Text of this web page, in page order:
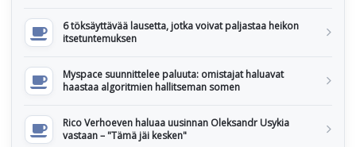
6 töksäyttävää lausetta, jotka voivat paljastaa heikon
itsetuntemuksen
Myspace suunnittelee paluuta: omistajat haluavat
haastaa algoritmien hallitseman somen
Rico Verhoeven haluaa uusinnan Oleksandr Usykia
vastaan – "Tämä jäi kesken"